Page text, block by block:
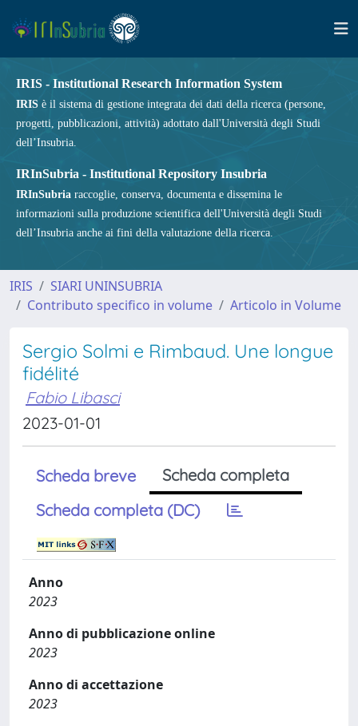
IRIS - Institutional Research Information System
IRIS è il sistema di gestione integrata dei dati della ricerca (persone,
progetti, pubblicazioni, attività) adottato dall'Università degli Studi
dell’Insubria.
IRInSubria - Institutional Repository Insubria
IRInSubria raccoglie, conserva, documenta e dissemina le
informazioni sulla produzione scientifica dell'Università degli Studi
dell’Insubria anche ai fini della valutazione della ricerca.
IRIS
SIARI UNINSUBRIA
Contributo specifico in volume
Articolo in Volume
Sergio Solmi e Rimbaud. Une longue
fidélité
Fabio Libasci
2023-01-01
Scheda breve
Scheda completa
Scheda completa (DC)
Anno
2023
Anno di pubblicazione online
2023
Anno di accettazione
2023